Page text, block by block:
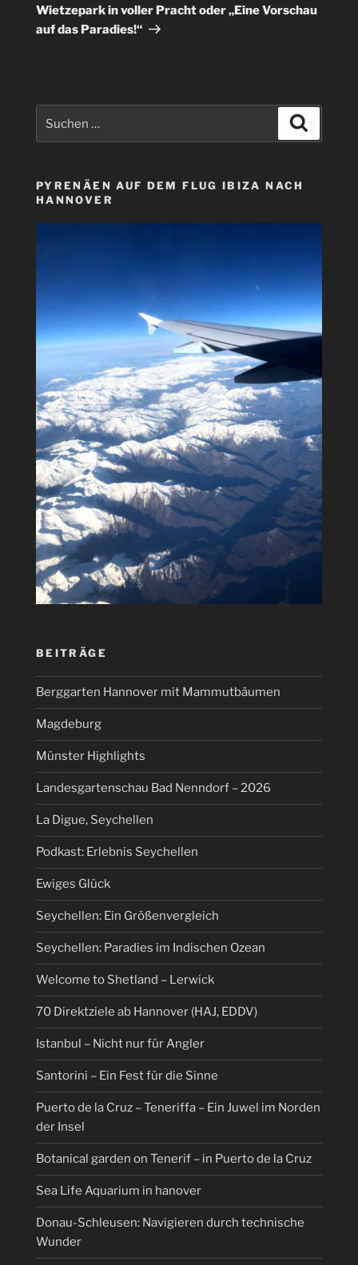
Wietzepark in voller Pracht oder „Eine Vorschau
auf das Paradies!“
PYRENÄEN AUF DEM FLUG IBIZA NACH
HANNOVER
BEITRÄGE
Berggarten Hannover mit Mammutbäumen
Magdeburg
Münster Highlights
Landesgartenschau Bad Nenndorf – 2026
La Digue, Seychellen
Podkast: Erlebnis Seychellen
Ewiges Glück
Seychellen: Ein Größenvergleich
Seychellen: Paradies im Indischen Ozean
Welcome to Shetland – Lerwick
70 Direktziele ab Hannover (HAJ, EDDV)
Istanbul – Nicht nur für Angler
Santorini – Ein Fest für die Sinne
Puerto de la Cruz – Teneriffa – Ein Juwel im Norden
der Insel
Botanical garden on Tenerif – in Puerto de la Cruz
Sea Life Aquarium in hanover
Donau-Schleusen: Navigieren durch technische
Wunder